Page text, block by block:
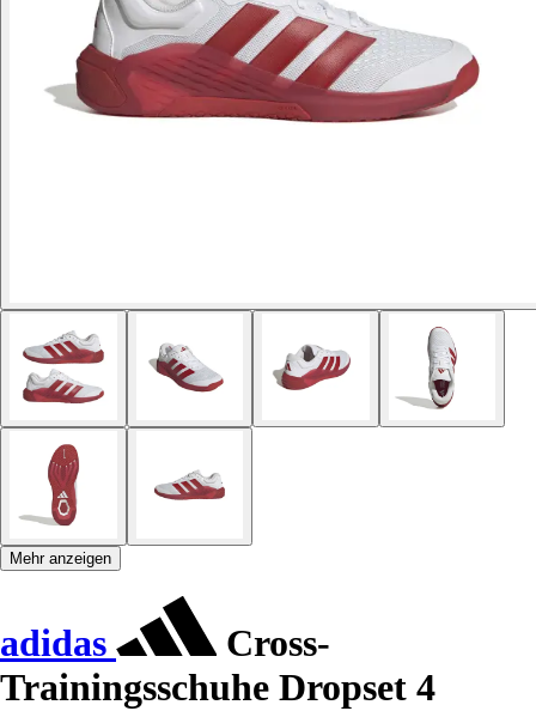
Mehr anzeigen
adidas
Cross-
Trainingsschuhe Dropset 4